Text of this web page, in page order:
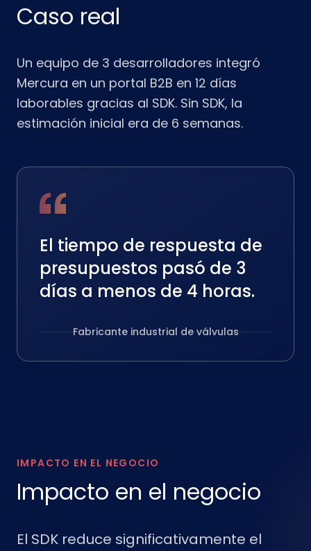
Caso real
Un equipo de 3 desarrolladores integró
Mercura en un portal B2B en 12 días
laborables gracias al SDK. Sin SDK, la
estimación inicial era de 6 semanas.
El tiempo de respuesta de
presupuestos pasó de 3
días a menos de 4 horas.
Fabricante industrial de válvulas
IMPACTO EN EL NEGOCIO
Impacto en el negocio
El SDK reduce significativamente el